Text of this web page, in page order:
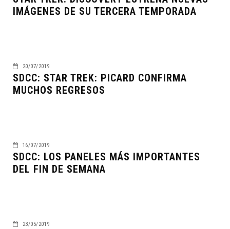
IMÁGENES DE SU TERCERA TEMPORADA
20/07/2019
SDCC: STAR TREK: PICARD CONFIRMA
MUCHOS REGRESOS
16/07/2019
SDCC: LOS PANELES MÁS IMPORTANTES
DEL FIN DE SEMANA
23/05/2019